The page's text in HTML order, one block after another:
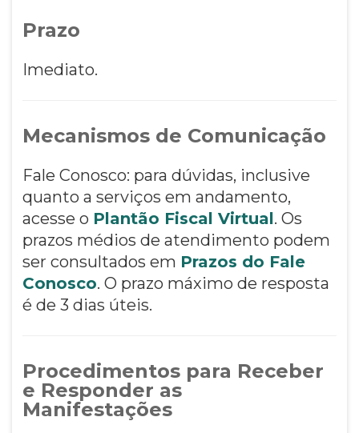
Prazo
Imediato.
Mecanismos de Comunicação
Fale Conosco: para dúvidas, inclusive
quanto a serviços em andamento,
acesse o Plantão Fiscal Virtual. Os
prazos médios de atendimento podem
ser consultados em Prazos do Fale
Conosco. O prazo máximo de resposta
é de 3 dias úteis.
Procedimentos para Receber
e Responder as
Manifestações